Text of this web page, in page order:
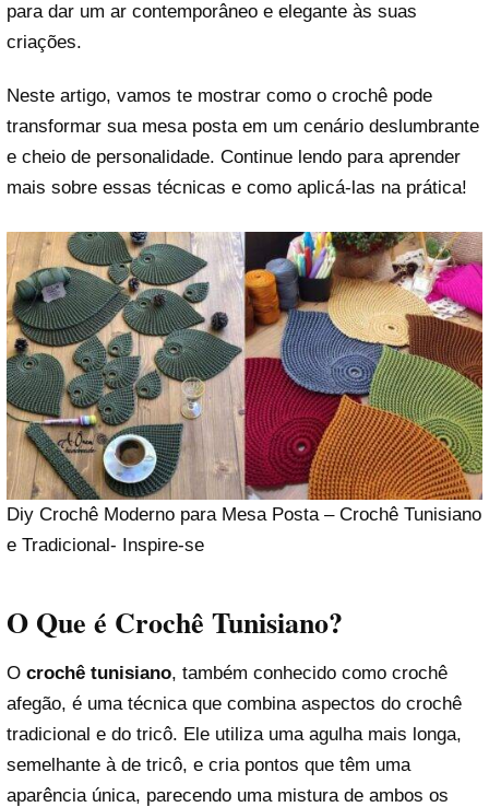
para dar um ar contemporâneo e elegante às suas
criações.
Neste artigo, vamos te mostrar como o crochê pode
transformar sua mesa posta em um cenário deslumbrante
e cheio de personalidade. Continue lendo para aprender
mais sobre essas técnicas e como aplicá-las na prática!
Diy Crochê Moderno para Mesa Posta – Crochê Tunisiano
e Tradicional- Inspire-se
O Que é Crochê Tunisiano?
O crochê tunisiano, também conhecido como crochê
afegão, é uma técnica que combina aspectos do crochê
tradicional e do tricô. Ele utiliza uma agulha mais longa,
semelhante à de tricô, e cria pontos que têm uma
aparência única, parecendo uma mistura de ambos os